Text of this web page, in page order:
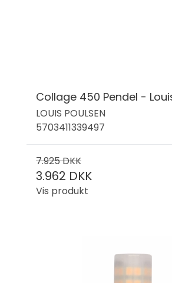
Collage 450 Pendel -
LOUIS POULSEN
5703411339497
7.925 DKK
3.962 DKK
Vis produkt